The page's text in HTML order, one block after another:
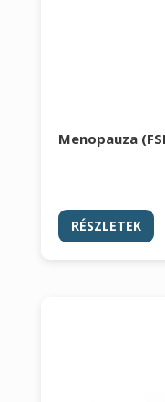
Menopauza
RÉSZLETEK